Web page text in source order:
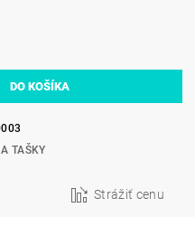
TAŠKY
Strážiť cenu